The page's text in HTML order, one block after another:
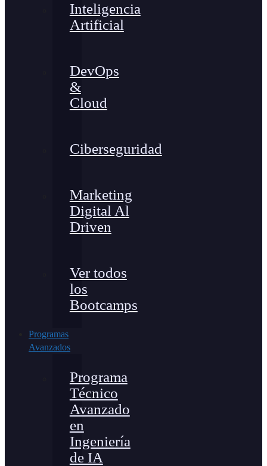
Inteligencia
Artificial
DevOps
&
Cloud
Ciberseguridad
Marketing
Digital Al
Driven
Ver todos
los
Bootcamps
Programas
Avanzados
Programa
Técnico
Avanzado
en
Ingeniería
de IA